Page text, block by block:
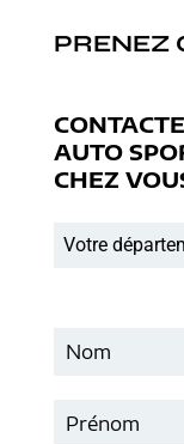
PRENEZ
AUTO
CHEZ
Votre